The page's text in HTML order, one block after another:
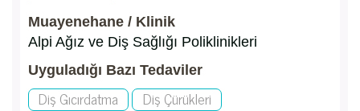
Muayenehane / Klinik
Alpi Ağız ve Diş Sağlığı Poliklinikleri
Uyguladığı Bazı Tedaviler
Diş Gıcırdatma
Diş Çürükleri